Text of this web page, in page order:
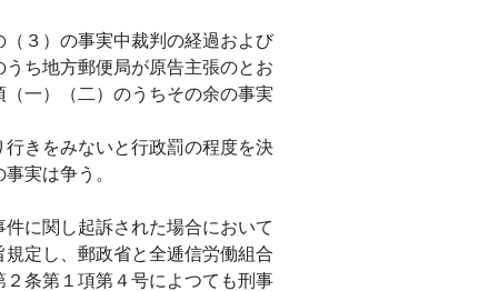
３）の事実中裁判の経過および
ち地方郵便局が原告主張のとお
一）（二）のうちその余の事実
きをみないと行政罰の程度を決
実は争う。
に関し起訴された場合において
定し、郵政省と全逓信労働組合
条第１項第４号によつても刑事